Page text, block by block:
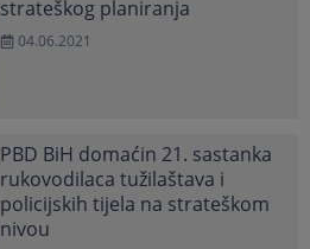
strateškog planiranja
04.06.2021
PBD BiH domaćin 21. sastanka
rukovodilaca tužilaštava i
policijskih tijela na strateškom
nivou